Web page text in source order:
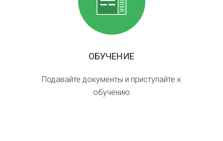
ОБУЧЕНИЕ
Подавайте документы и приступайте к
обучению